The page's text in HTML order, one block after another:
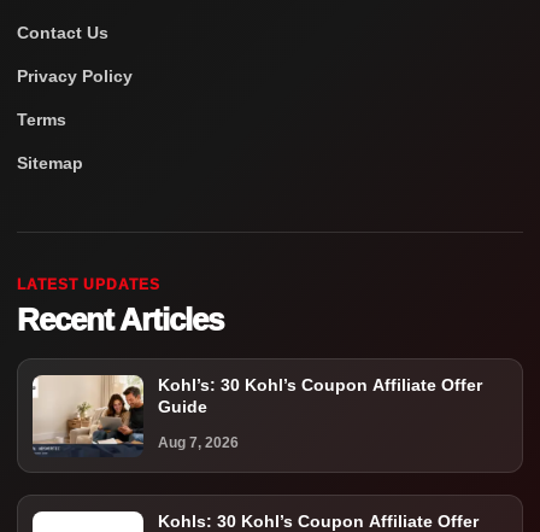
Contact Us
Privacy Policy
Terms
Sitemap
LATEST UPDATES
Recent Articles
Kohl’s: 30 Kohl’s Coupon Affiliate Offer
Guide
Aug 7, 2026
Kohls: 30 Kohl’s Coupon Affiliate Offer